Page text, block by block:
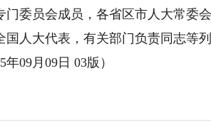
门委员会成员，各省区市人大常委
人大代表，有关部门负责同志等列
09月09日 03版）